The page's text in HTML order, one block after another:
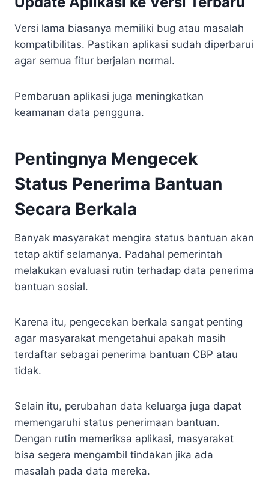
Versi lama biasanya memiliki bug atau masalah
kompatibilitas. Pastikan aplikasi sudah diperbarui
agar semua fitur berjalan normal.
Pembaruan aplikasi juga meningkatkan
keamanan data pengguna.
Pentingnya Mengecek
Status Penerima Bantuan
Secara Berkala
Banyak masyarakat mengira status bantuan akan
tetap aktif selamanya. Padahal pemerintah
melakukan evaluasi rutin terhadap data penerima
bantuan sosial.
Karena itu, pengecekan berkala sangat penting
agar masyarakat mengetahui apakah masih
terdaftar sebagai penerima bantuan CBP atau
tidak.
Selain itu, perubahan data keluarga juga dapat
memengaruhi status penerimaan bantuan.
Dengan rutin memeriksa aplikasi, masyarakat
bisa segera mengambil tindakan jika ada
masalah pada data mereka.